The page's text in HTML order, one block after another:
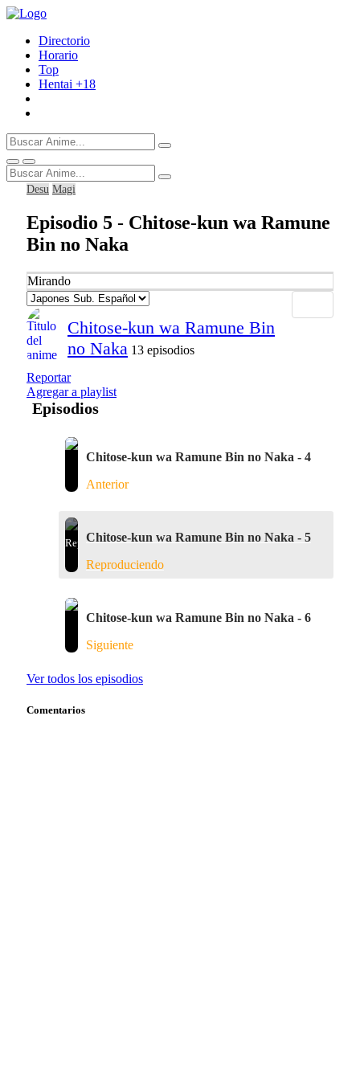
Directorio
Horario
Top
Hentai +18
Desu Magi
Episodio 5 - Chitose-kun wa Ramune
Bin no Naka
Mirando
Chitose-kun wa Ramune Bin
no Naka 13 episodios
Reportar
Agregar a playlist
Episodios
Chitose-kun wa Ramune Bin no Naka - 4
Anterior
Chitose-kun wa Ramune Bin no Naka - 5
Reproduciendo
Chitose-kun wa Ramune Bin no Naka - 6
Siguiente
Ver todos los episodios
Comentarios